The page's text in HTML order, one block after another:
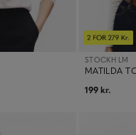
MATILDA
STOCKH LM
199 kr.